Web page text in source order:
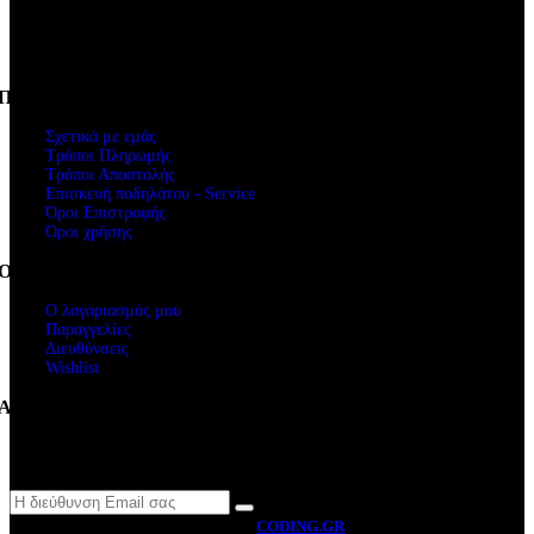
Σχετικά με εμάς
Τρόποι Πληρωμής
Τρόποι Αποστολής
Επισκευή ποδηλάτου - Service
Όροι Επιστροφής
Όροι χρήσης
Λογαριασμός μου
Ο λογαριασμός μου
Παραγγελίες
Διευθύνσεις
Wishlist
μας
CODING.GR